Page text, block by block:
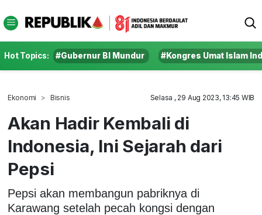
Hot Topics: #Gubernur BI Mundur #Kongres Umat Islam
Ekonomi Bisnis Selasa , 29 Aug 2023, 13:45 WIB
Akan Hadir Kembali di
Indonesia, Ini Sejarah dari
Pepsi
Pepsi akan membangun pabriknya di
Karawang setelah pecah kongsi dengan